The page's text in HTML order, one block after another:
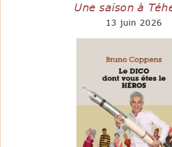
Une saison à
13 juin 2026